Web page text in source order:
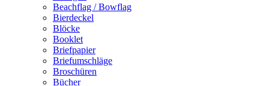
Beachflag / Bowflag
Bierdeckel
Blöcke
Booklet
Briefpapier
Briefumschläge
Broschüren
Bücher